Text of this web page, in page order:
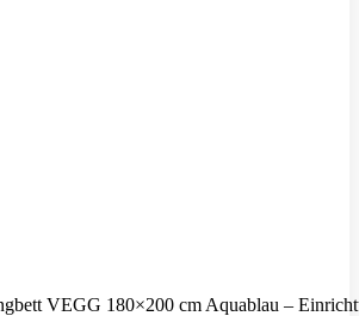
VEGG 180×200 cm Aquablau –